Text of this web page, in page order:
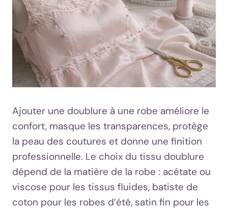
Ajouter une doublure à une robe améliore le
confort, masque les transparences, protège
la peau des coutures et donne une finition
professionnelle. Le choix du tissu doublure
dépend de la matière de la robe : acétate ou
viscose pour les tissus fluides, batiste de
coton pour les robes d’été, satin fin pour les